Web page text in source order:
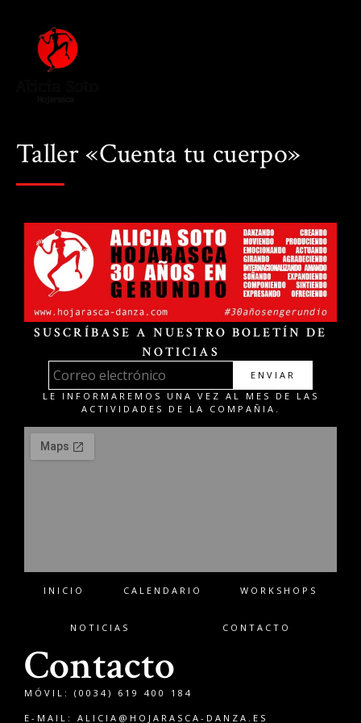
Taller «Cuenta tu cuerpo»
SUSCRÍBASE A NUESTRO BOLETÍN DE
NOTICIAS
ENVIAR
LE INFORMAREMOS UNA VEZ AL MES DE LAS
ACTIVIDADES DE LA COMPAÑIA.
INICIO CALENDARIO WORKSHOPS
NOTICIAS CONTACTO
Contacto
MÓVIL: (0034) 619 400 184
E-MAIL: ALICIA@HOJARASCA-DANZA.ES